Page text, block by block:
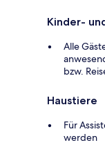
Kinder-
Alle
bzw.
Haustiere
Für
werden